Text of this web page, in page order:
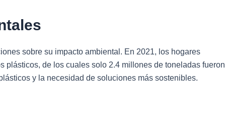
sobre su impacto ambiental. En 2021, los hogares
de los cuales solo 2.4 millones de toneladas fueron
y la necesidad de soluciones más sostenibles.